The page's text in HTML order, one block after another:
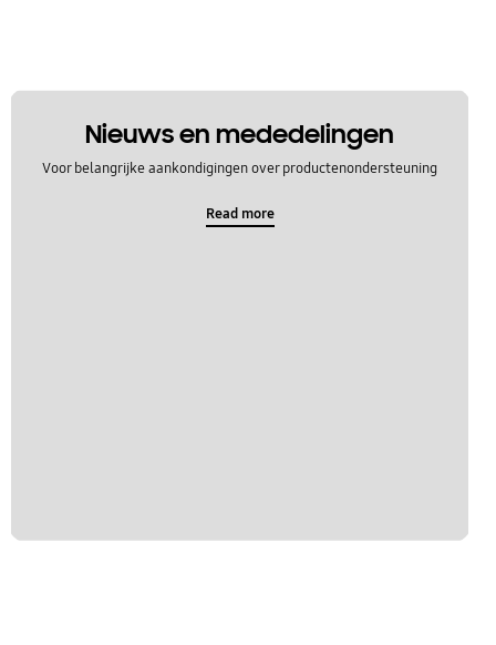
Nieuws en mededelingen
Voor belangrijke aankondigingen over productenondersteuning
Read more